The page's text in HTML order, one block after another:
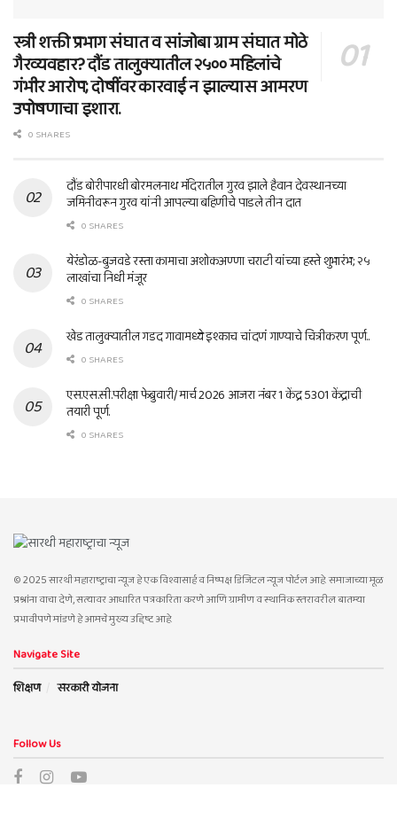
स्त्री शक्ती प्रभाग संघात व सांजोबा ग्राम संघात मोठे
गैरव्यवहार? दौंड तालुक्यातील २५०० महिलांचे
गंभीर आरोप; दोषींवर कारवाई न झाल्यास आमरण
उपोषणाचा इशारा.
0 SHARES
दौंड बोरीपारधी बोरमलनाथ मंदिरातील गुरव झाले हैवान देवस्थानच्या
जमिनीवरून गुरव यांनी आपल्या बहिणीचे पाडले तीन दात
0 SHARES
येरंडोळ-बुजवडे रस्ता कामाचा अशोकअण्णा चराटी यांच्या हस्ते शुभारंभ; २५
लाखांचा निधी मंजूर
0 SHARES
खेड तालुक्यातील गडद गावामध्ये इश्काच चांदणं गाण्याचे चित्रीकरण पूर्ण..
0 SHARES
एस.एस.सी.परीक्षा फेब्रुवारी/ मार्च 2026 आजरा नंबर 1 केंद्र 5301 केंद्राची
तयारी पूर्ण.
0 SHARES
© 2025 सारथी महाराष्ट्राचा न्यूज हे एक विश्वासार्ह व निष्पक्ष डिजिटल न्यूज पोर्टल आहे. समाजाच्या मूळ
प्रश्नांना वाचा देणे, सत्यावर आधारित पत्रकारिता करणे आणि ग्रामीण व स्थानिक स्तरावरील बातम्या
प्रभावीपणे मांडणे हे आमचे मुख्य उद्दिष्ट आहे.
Navigate Site
शिक्षण
सरकारी योजना
Follow Us